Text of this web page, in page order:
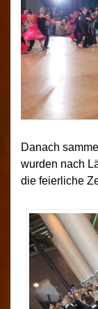
Danach
wurden nach
die feierliche